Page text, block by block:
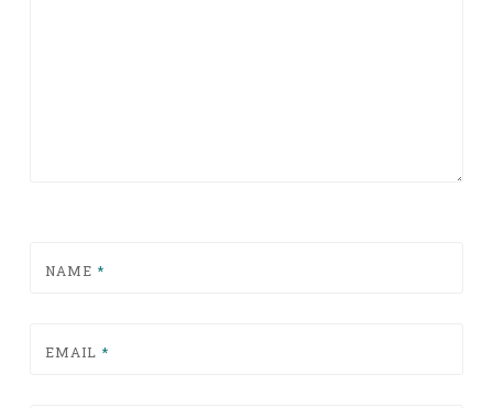
NAME *
EMAIL *